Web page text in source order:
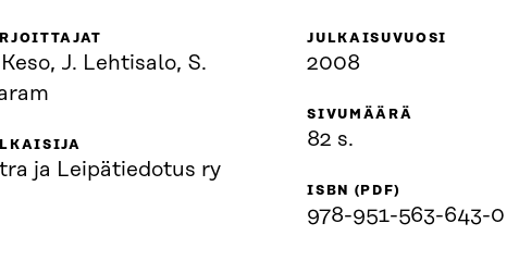
Keso, J. Lehtisalo, S.
ja Leipätiedotus ry
JULKAISUVUOSI
2008
SIVUMÄÄRÄ
82 s.
ISBN (PDF)
978-951-563-643-0